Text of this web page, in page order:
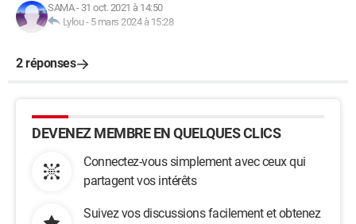
SAMA- 31 oct. 2021 à 14:50
Lylou- 5 mars 2024 à 15:28
2 réponses
DEVENEZ MEMBRE EN QUELQUES CLICS
Connectez-vous simplement avec ceux qui
partagent vos intérêts
Suivez vos discussions facilement et obtenez